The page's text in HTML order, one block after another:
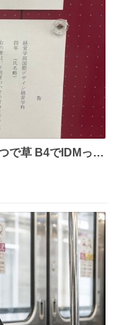
で草 B4でIDMって
？ それと夏休み期